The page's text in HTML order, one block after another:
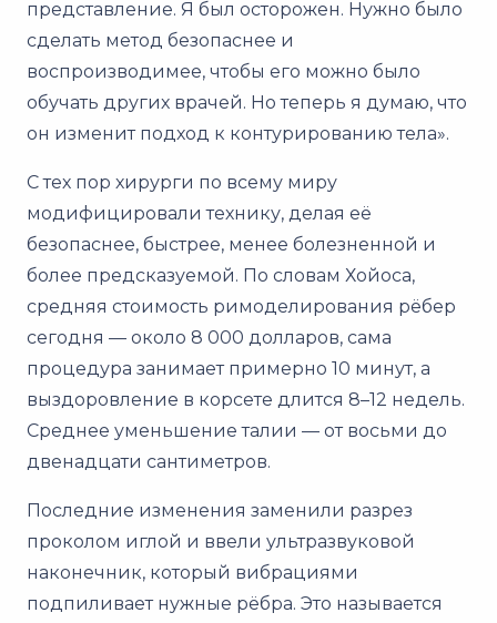
представление. Я был осторожен. Нужно было
сделать метод безопаснее и
воспроизводимее, чтобы его можно было
обучать других врачей. Но теперь я думаю, что
он изменит подход к контурированию тела».
С тех пор хирурги по всему миру
модифицировали технику, делая её
безопаснее, быстрее, менее болезненной и
более предсказуемой. По словам Хойоса,
средняя стоимость римоделирования рёбер
сегодня — около 8 000 долларов, сама
процедура занимает примерно 10 минут, а
выздоровление в корсете длится 8–12 недель.
Среднее уменьшение талии — от восьми до
двенадцати сантиметров.
Последние изменения заменили разрез
проколом иглой и ввели ультразвуковой
наконечник, который вибрациями
подпиливает нужные рёбра. Это называется